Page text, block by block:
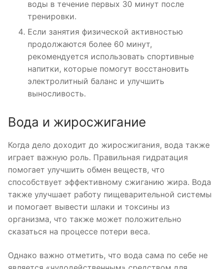
воды в течение первых 30 минут после
тренировки.
Если занятия физической активностью
продолжаются более 60 минут,
рекомендуется использовать спортивные
напитки, которые помогут восстановить
электролитный баланс и улучшить
выносливость.
Вода и жиросжигание
Когда дело доходит до жиросжигания, вода также
играет важную роль. Правильная гидратация
помогает улучшить обмен веществ, что
способствует эффективному сжиганию жира. Вода
также улучшает работу пищеварительной системы
и помогает вывести шлаки и токсины из
организма, что также может положительно
сказаться на процессе потери веса.
Однако важно отметить, что вода сама по себе не